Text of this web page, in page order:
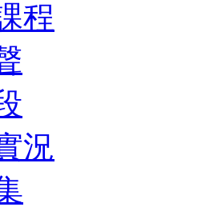
程
況